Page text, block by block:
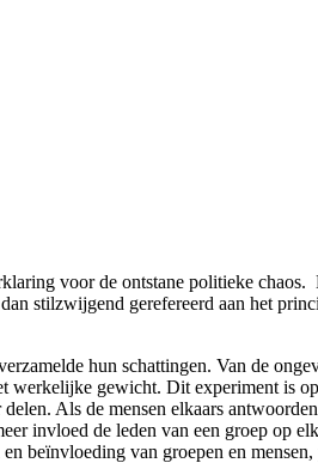
voor de ontstane politieke
stilzwijgend gerefereerd aan het
hun schattingen. Van de
werkelijke gewicht. Dit experiment is
Als de mensen elkaars
invloed de leden van een groep op
beïnvloeding van groepen en